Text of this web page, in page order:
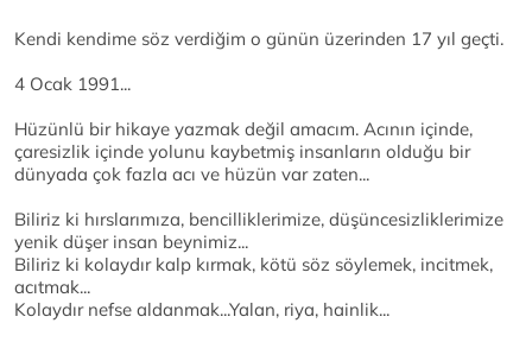
Kendi kendime söz verdiğim o günün üzerinden 17 yıl geçti.
4 Ocak 1991...
Hüzünlü bir hikaye yazmak değil amacım. Acının içinde,
çaresizlik içinde yolunu kaybetmiş insanların olduğu bir
dünyada çok fazla acı ve hüzün var zaten...
Biliriz ki hırslarımıza, bencilliklerimize, düşüncesizliklerimize
yenik düşer insan beynimiz...
Biliriz ki kolaydır kalp kırmak, kötü söz söylemek, incitmek,
acıtmak...
Kolaydır nefse aldanmak...Yalan, riya, hainlik...